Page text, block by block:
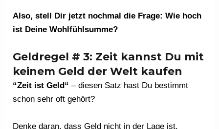
Also, stell Dir jetzt nochmal die Frage: Wie hoch
ist Deine Wohlfühlsumme?
Geldregel # 3: Zeit kannst Du mit
keinem Geld der Welt kaufen
“Zeit ist Geld“ – diesen Satz hast Du bestimmt
schon sehr oft gehört?
Denke daran, dass Geld nicht in der Lage ist,